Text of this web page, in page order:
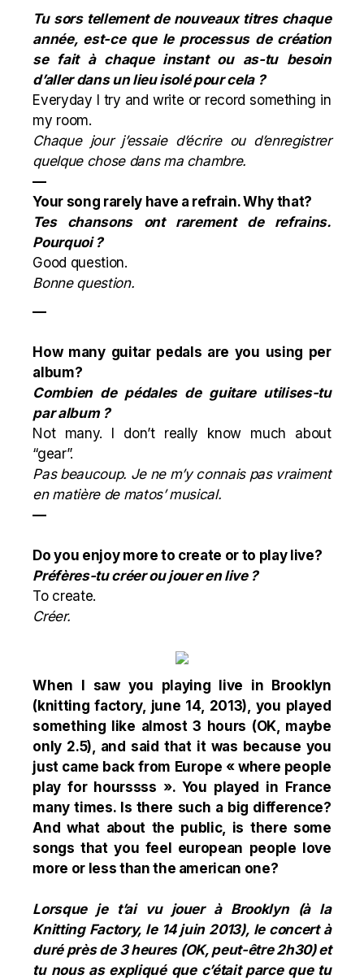
Tu sors tellement de nouveaux titres chaque
année, est-ce que le processus de création
se fait à chaque instant ou as-tu besoin
d’aller dans un lieu isolé pour cela ?
Everyday I try and write or record something in
my room.
Chaque jour j’essaie d’écrire ou d’enregistrer
quelque chose dans ma chambre.
—
Your song rarely have a refrain. Why that?
Tes chansons ont rarement de refrains.
Pourquoi ?
Good question.
Bonne question.
—
How many guitar pedals are you using per
album?
Combien de pédales de guitare utilises-tu
par album ?
Not many. I don’t really know much about
“gear”.
Pas beaucoup. Je ne m’y connais pas vraiment
en matière de matos’ musical.
—
Do you enjoy more to create or to play live?
Préfères-tu créer ou jouer en live ?
To create.
Créer.
When I saw you playing live in Brooklyn
(knitting factory, june 14, 2013), you played
something like almost 3 hours (OK, maybe
only 2.5), and said that it was because you
just came back from Europe « where people
play for hourssss ». You played in France
many times. Is there such a big difference?
And what about the public, is there some
songs that you feel european people love
more or less than the american one?
Lorsque je t’ai vu jouer à Brooklyn (à la
Knitting Factory, le 14 juin 2013), le concert à
duré près de 3 heures (OK, peut-être 2h30) et
tu nous as expliqué que c’était parce que tu